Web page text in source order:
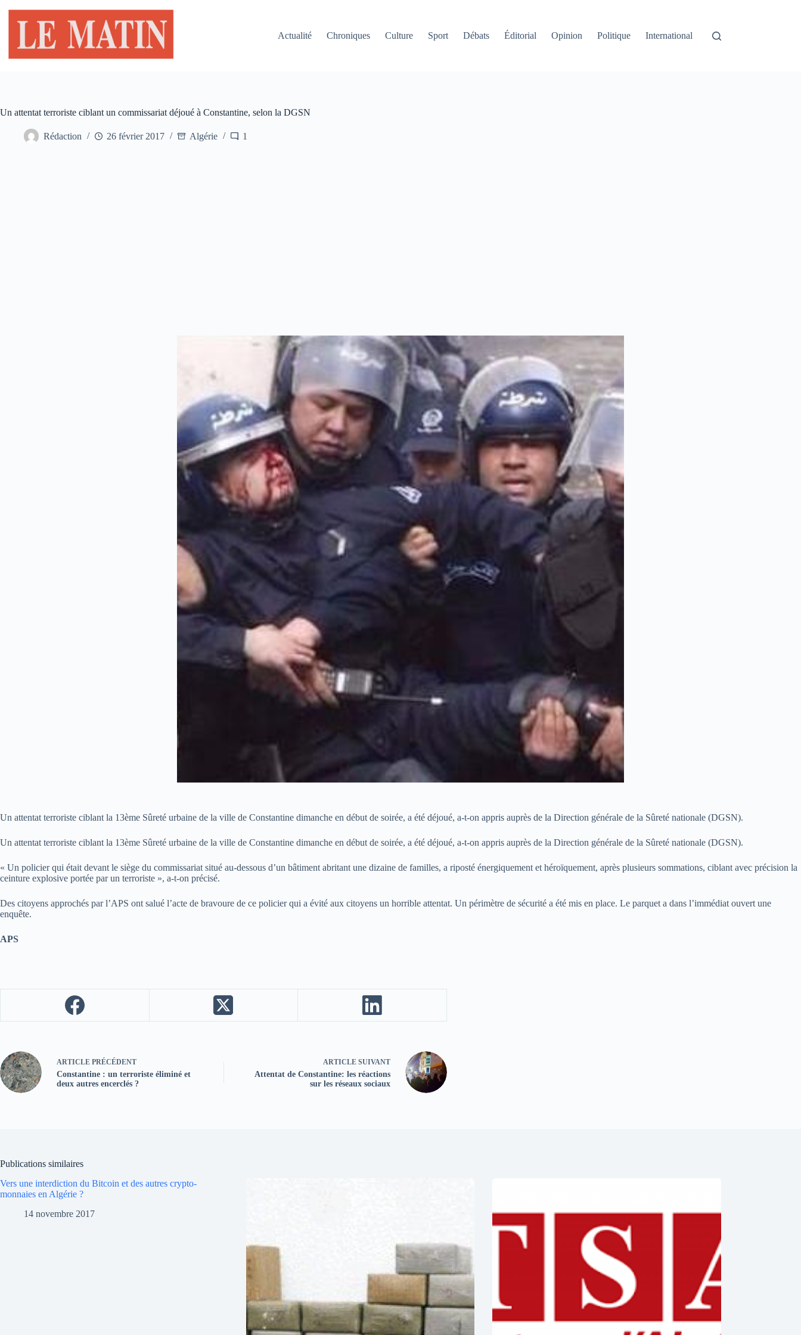
contenu
Actualité
Chroniques Culture Sport Débats Éditorial Opinion Politique International
Un attentat terroriste ciblant un commissariat déjoué à Constantine, selon la DGSN
Rédaction 26 février 2017 Algérie 1
Un attentat terroriste ciblant la 13ème Sûreté urbaine de la ville de Constantine dimanche en début de soirée, a été déjoué, a-t-on appris auprès de la Direction générale de la Sûreté nationale (DGSN).
Un attentat terroriste ciblant la 13ème Sûreté urbaine de la ville de Constantine dimanche en début de soirée, a été déjoué, a-t-on appris auprès de la Direction générale de la Sûreté nationale (DGSN).
« Un policier qui était devant le siège du commissariat situé au-dessous d’un bâtiment abritant une dizaine de familles, a riposté énergiquement et héroïquement, après plusieurs sommations, ciblant avec précision la
ceinture explosive portée par un terroriste », a-t-on précisé.
Des citoyens approchés par l’APS ont salué l’acte de bravoure de ce policier qui a évité aux citoyens un horrible attentat. Un périmètre de sécurité a été mis en place. Le parquet a dans l’immédiat ouvert une
enquête.
APS
ARTICLE PRÉCÉDENT
Constantine : un terroriste éliminé et
deux autres encerclés ?
ARTICLE SUIVANT
Attentat de Constantine: les réactions
sur les réseaux sociaux
Publications similaires
Vers une interdiction du Bitcoin et des autres crypto-
monnaies en Algérie ?
14 novembre 2017